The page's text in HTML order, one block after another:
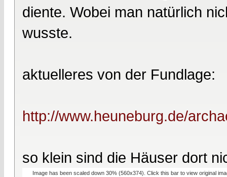
diente. Wobei man natürlich
wusste.
aktuelleres von der Fundlage:
http://www.heuneburg.de/
so klein sind die Häuser dort
Image has been scaled down 30% (560x374). Click this bar to view original